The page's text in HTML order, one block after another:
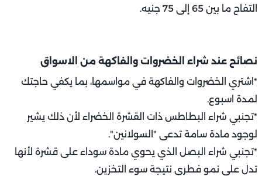
التفاح ما بين 65 إلى 75 جنيه.
نصائح عند شراء الخضروات والفاكهة من الاسواق
*اشتري الخضروات والفاكهة في مواسمها، بما يكفي حاجتك
لمدة اسبوع.
*تجنبي شراء البطاطس ذات القشرة الخضراء لأن ذلك يشير
لوجود مادة سامة تدعى "السولانين".
*تجنبي شراء البصل الذي يحوي مادة سوداء على قشرة لأنها
تدل على نمو فطري نتيجة سوء التخزين.